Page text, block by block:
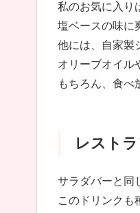
私のお気に入り
塩ベースの味に
他には、自家製
オリーブオイル
もちろん、食べ
レスト
サラダバーと同
このドリンクも